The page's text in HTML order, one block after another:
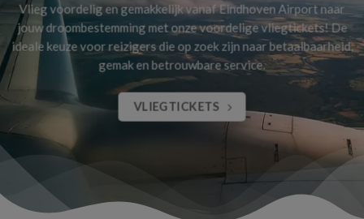
Vlieg voordelig en gemakkelijk vanaf Eindhoven Airport naar
jouw droombestemming met onze voordelige vliegtickets! De
ideale keuze voor reizigers die op zoek zijn naar betaalbaarheid,
gemak en betrouwbare service.
VLIEGTICKETS